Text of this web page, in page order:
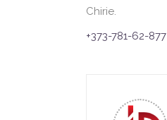
Chirie.
+373-781-62-877